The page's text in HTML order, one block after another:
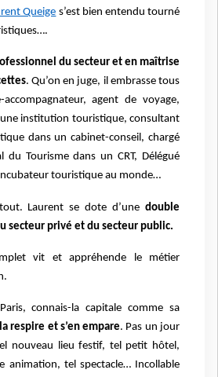
Queige s’est bien entendu tourné
du secteur et en maîtrise
. Qu’on en juge, il embrasse tous
agent de voyage,
institution touristique, consultant
dans un cabinet-conseil, chargé
du Tourisme dans un CRT, Délégué
touristique au monde…
Laurent se dote d’une double
secteur privé et du secteur public.
vit et appréhende le métier
connais-la capitale comme sa
respire et s’en empare. Pas un jour
nouveau lieu festif, tel petit hôtel,
animation, tel spectacle… Incollable